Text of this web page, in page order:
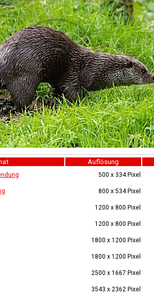
Auflösung
500 x 334 Pixel
800 x 534 Pixel
1200 x 800 Pixel
1200 x 800 Pixel
1800 x 1200 Pixel
1800 x 1200 Pixel
2500 x 1667 Pixel
3543 x 2362 Pixel